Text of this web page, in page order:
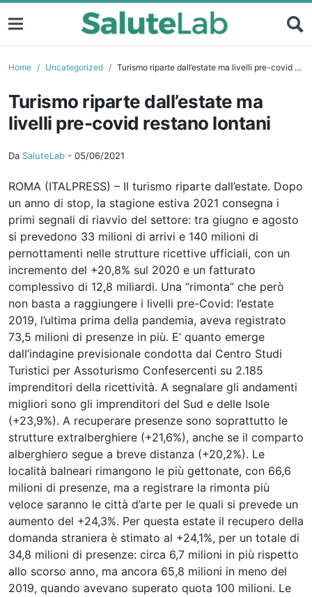
Home Uncategorized Turismo riparte dall’estate ma livelli pre-covid restano lontani
Turismo riparte dall’estate ma
livelli pre-covid restano lontani
Da SaluteLab - 05/06/2021
ROMA (ITALPRESS) – Il turismo riparte dall’estate. Dopo
un anno di stop, la stagione estiva 2021 consegna i
primi segnali di riavvio del settore: tra giugno e agosto
si prevedono 33 milioni di arrivi e 140 milioni di
pernottamenti nelle strutture ricettive ufficiali, con un
incremento del +20,8% sul 2020 e un fatturato
complessivo di 12,8 miliardi. Una “rimonta” che però
non basta a raggiungere i livelli pre-Covid: l’estate
2019, l’ultima prima della pandemia, aveva registrato
73,5 milioni di presenze in più. E’ quanto emerge
dall’indagine previsionale condotta dal Centro Studi
Turistici per Assoturismo Confesercenti su 2.185
imprenditori della ricettività. A segnalare gli andamenti
migliori sono gli imprenditori del Sud e delle Isole
(+23,9%). A recuperare presenze sono soprattutto le
strutture extralberghiere (+21,6%), anche se il comparto
alberghiero segue a breve distanza (+20,2%). Le
località balneari rimangono le più gettonate, con 66,6
milioni di presenze, ma a registrare la rimonta più
veloce saranno le città d’arte per le quali si prevede un
aumento del +24,3%. Per questa estate il recupero della
domanda straniera è stimato al +24,1%, per un totale di
34,8 milioni di presenze: circa 6,7 milioni in più rispetto
allo scorso anno, ma ancora 65,8 milioni in meno del
2019, quando avevano superato quota 100 milioni. Le